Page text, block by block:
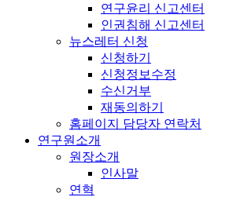
연구윤리 신고센터
인권침해 신고센터
뉴스레터 신청
신청하기
신청정보수정
수신거부
재동의하기
홈페이지 담당자 연락처
연구원소개
원장소개
인사말
연혁